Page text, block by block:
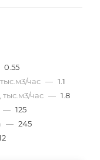
0.55
час — 1.1
час — 1.8
— 125
— 245